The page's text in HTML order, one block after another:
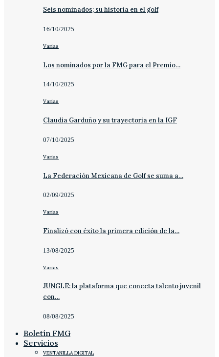
Seis nominados; su historia en el golf
16/10/2025
Varias
Los nominados por la FMG para el Premio…
14/10/2025
Varias
Claudia Garduño y su trayectoria en la IGF
07/10/2025
Varias
La Federación Mexicana de Golf se suma a…
02/09/2025
Varias
Finalizó con éxito la primera edición de la…
13/08/2025
Varias
JUNGLE: la plataforma que conecta talento juvenil
con…
08/08/2025
Boletín FMG
Servicios
VENTANILLA DIGITAL